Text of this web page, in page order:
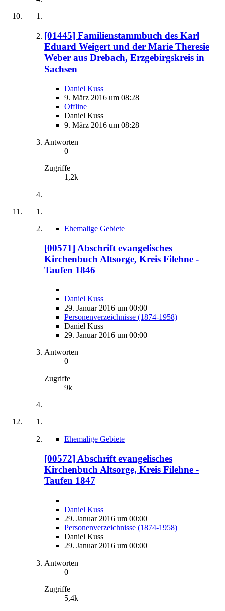
[01445] Familienstammbuch des Karl
Eduard Weigert und der Marie Theresie
Weber aus Drebach, Erzgebirgskreis in
Sachsen
Daniel Kuss
9. März 2016 um 08:28
Offline
Daniel Kuss
9. März 2016 um 08:28
Antworten
0
Zugriffe
1,2k
Ehemalige Gebiete
[00571] Abschrift evangelisches
Kirchenbuch Altsorge, Kreis Filehne -
Taufen 1846
Daniel Kuss
29. Januar 2016 um 00:00
Personenverzeichnisse (1874-1958)
Daniel Kuss
29. Januar 2016 um 00:00
Antworten
0
Zugriffe
9k
Ehemalige Gebiete
[00572] Abschrift evangelisches
Kirchenbuch Altsorge, Kreis Filehne -
Taufen 1847
Daniel Kuss
29. Januar 2016 um 00:00
Personenverzeichnisse (1874-1958)
Daniel Kuss
29. Januar 2016 um 00:00
Antworten
0
Zugriffe
5,4k